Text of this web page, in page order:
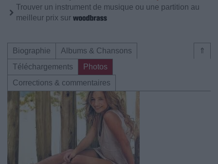
Trouver un instrument de musique ou une partition au
meilleur prix sur
⇑
Biographie
Albums & Chansons
Téléchargements
Photos
Corrections & commentaires